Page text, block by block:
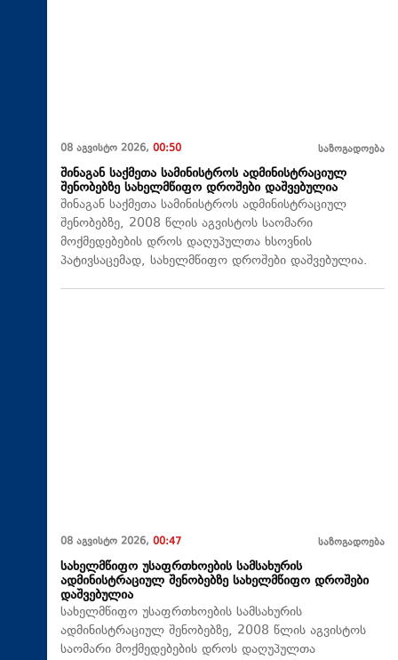
08 აგვისტო 2026, 00:50 საზოგადოება
შინაგან საქმეთა სამინისტროს ადმინისტრაციულ
შენობებზე სახელმწიფო დროშები დაშვებულია
შინაგან საქმეთა სამინისტროს ადმინისტრაციულ
შენობებზე, 2008 წლის აგვისტოს საომარი
მოქმედებების დროს დაღუპულთა ხსოვნის
პატივსაცემად, სახელმწიფო დროშები დაშვებულია.
08 აგვისტო 2026, 00:47 საზოგადოება
სახელმწიფო უსაფრთხოების სამსახურის
ადმინისტრაციულ შენობებზე სახელმწიფო დროშები
დაშვებულია
სახელმწიფო უსაფრთხოების სამსახურის
ადმინისტრაციულ შენობებზე, 2008 წლის აგვისტოს
საომარი მოქმედებების დროს დაღუპულთა